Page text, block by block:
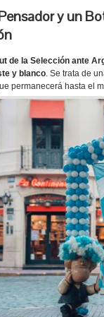
y un
de la Selección ante
y blanco. Se trata de
permanecerá hasta el